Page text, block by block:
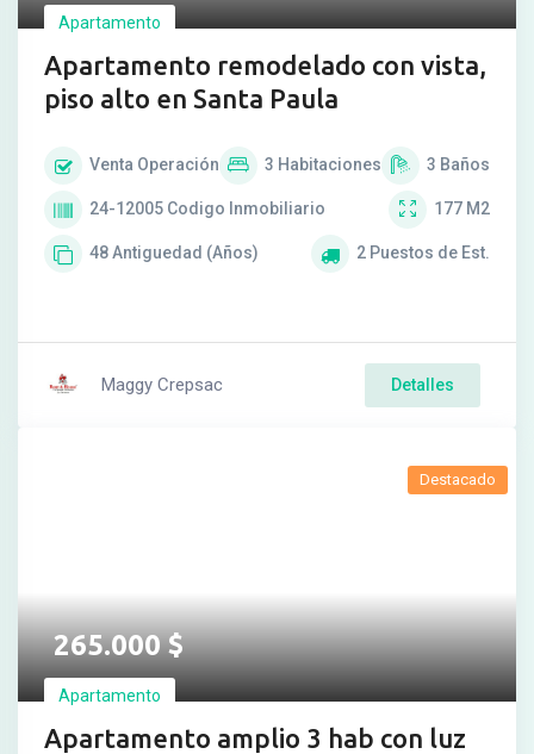
Apartamento
Apartamento remodelado con vista,
piso alto en Santa Paula
Venta Operación 3 Habitaciones 3 Baños
24-12005 Codigo Inmobiliario 177 M2
48Antiguedad (Años) 2 Puestos de Est.
Maggy Crepsac Detalles
265.000$
Apartamento
Apartamento amplio 3 hab con luz
Destacado